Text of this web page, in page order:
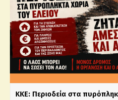
ΚΚΕ: Περιοδεία στα